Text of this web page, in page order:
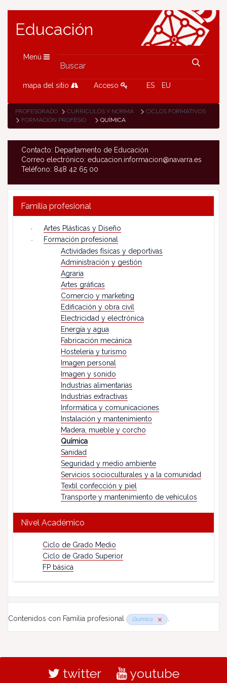
Educación
Menú
mapa del sitio Acceso ES EU
PROFESORADO CURRÍCULOS Y NORMATIVA
CICLOS FORMATIVOS
FORMACIÓN PROFESIONAL
QUÍMICA
Contacto: Departamento de Educación
Correo electrónico: educacion.informacion@navarra.es
Teléfono: 848 42 65 00
Familia profesional
Artes Plásticas y Diseño
Formación profesional
Actividades físicas y deportivas
Administración y gestión
Agraria
Artes gráficas
Comercio y marketing
Edificación y obra civil
Electricidad y electrónica
Energía y agua
Fabricación mecánica
Hostelería y turismo
Imagen personal
Imagen y sonido
Industrias alimentarias
Industrias extractivas
Informática y comunicaciones
Instalación y mantenimiento
Madera, mueble y corcho
Química
Sanidad
Seguridad y medio ambiente
Servicios socioculturales y a la comunidad
Textil confección y piel
Transporte y mantenimiento de vehículos
Nivel Académico
Ciclo de Grado Medio
Ciclo de Grado Superior
FP básica
Contenidos con Familia profesional Química .
twitter youtube